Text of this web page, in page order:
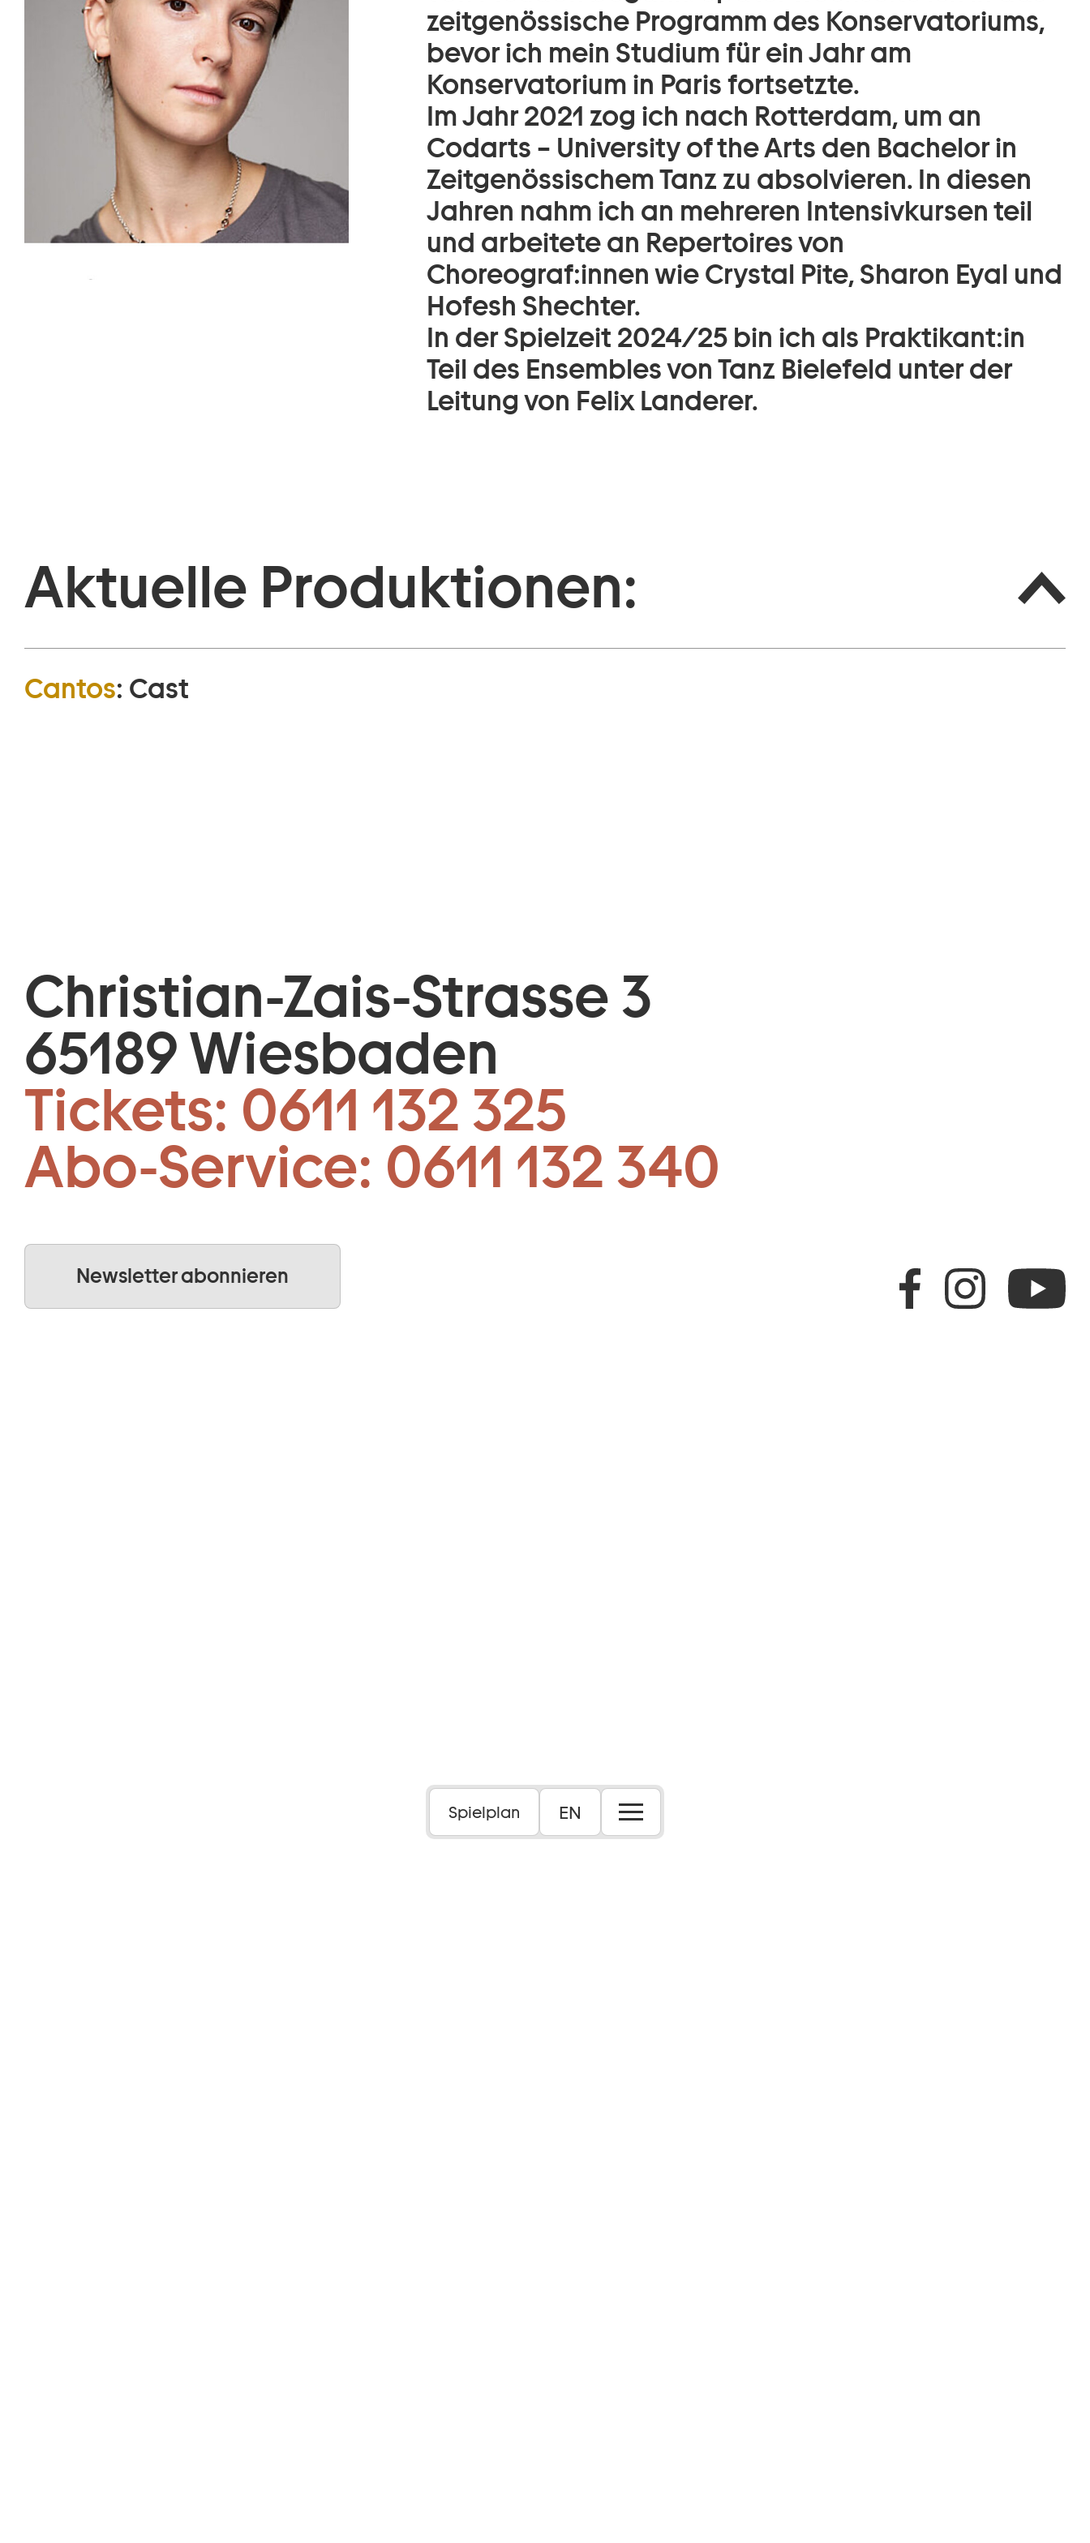
Spielplan EN
zeitgenössische Programm des Konservatoriums,
bevor ich mein Studium für ein Jahr am
Konservatorium in Paris fortsetzte.
Im Jahr 2021 zog ich nach Rotterdam, um an
Codarts – University of the Arts den Bachelor in
Zeitgenössischem Tanz zu absolvieren. In diesen
Jahren nahm ich an mehreren Intensivkursen teil
und arbeitete an Repertoires von
Choreograf:innen wie Crystal Pite, Sharon Eyal und
Hofesh Shechter.
In der Spielzeit 2024/25 bin ich als Praktikant:in
Teil des Ensembles von Tanz Bielefeld unter der
Leitung von Felix Landerer.
Aktuelle Produktionen:
Cantos: Cast
Christian-Zais-Strasse 3
65189 Wiesbaden
Tickets: 0611 132 325
Abo-Service: 0611 132 340
Newsletter abonnieren